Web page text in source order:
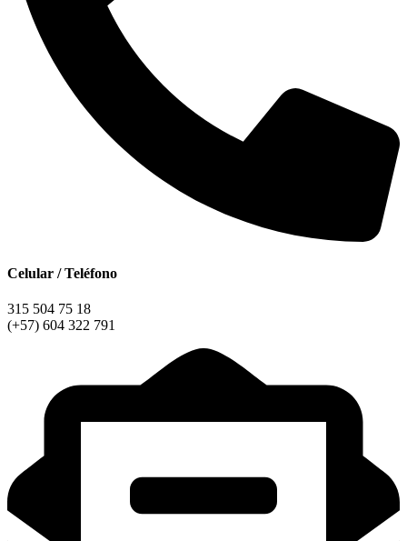
Celular / Teléfono
315 504 75 18
(+57) 604 322 791